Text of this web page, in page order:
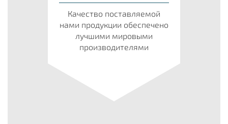
Качество поставляемой
нами продукции обеспечено
лучшими мировыми
производителями